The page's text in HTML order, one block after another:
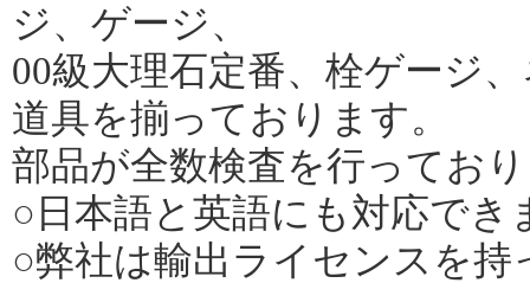
ジ、ゲージ、
00級大理石定番、栓ゲージ
道具を揃っております。
部品が全数検査を行ってお
○日本語と英語にも対応でき
○弊社は輸出ライセンスを持